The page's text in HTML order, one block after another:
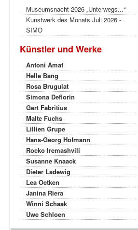
Museumsnacht 2026 „Unterwegs...“
Kunstwerk des Monats Juli 2026 -
SIMO
Künstler und Werke
Antoni Amat
Helle Bang
Rosa Brugulat
Simona Deflorin
Gert Fabritius
Malte Fuchs
Lillien Grupe
Hans-Georg Hofmann
Rocko Iremashvili
Susanne Knaack
Dieter Ladewig
Lea Oetken
Janina Riera
Winni Schaak
Uwe Schloen